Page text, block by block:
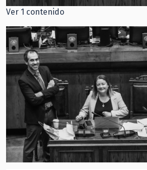
Ver 1 contenido